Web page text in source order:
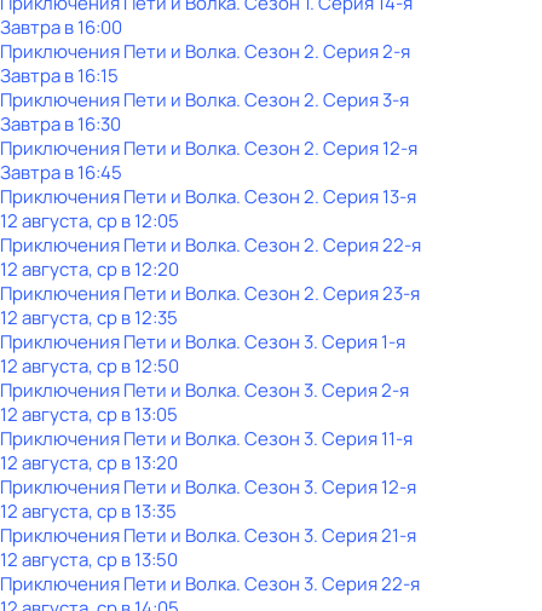
Завтра в 16:00
Приключения Пети и Волка. Сезон 2. Серия 2-я
Завтра в 16:15
Приключения Пети и Волка. Сезон 2. Серия 3-я
Завтра в 16:30
Приключения Пети и Волка. Сезон 2. Серия 12-я
Завтра в 16:45
Приключения Пети и Волка. Сезон 2. Серия 13-я
12 августа, ср в 12:05
Приключения Пети и Волка. Сезон 2. Серия 22-я
12 августа, ср в 12:20
Приключения Пети и Волка. Сезон 2. Серия 23-я
12 августа, ср в 12:35
Приключения Пети и Волка. Сезон 3. Серия 1-я
12 августа, ср в 12:50
Приключения Пети и Волка. Сезон 3. Серия 2-я
12 августа, ср в 13:05
Приключения Пети и Волка. Сезон 3. Серия 11-я
12 августа, ср в 13:20
Приключения Пети и Волка. Сезон 3. Серия 12-я
12 августа, ср в 13:35
Приключения Пети и Волка. Сезон 3. Серия 21-я
12 августа, ср в 13:50
Приключения Пети и Волка. Сезон 3. Серия 22-я